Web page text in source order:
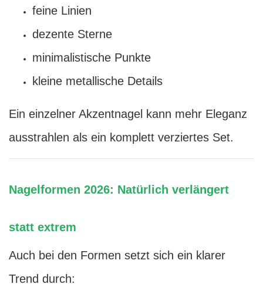
feine Linien
dezente Sterne
minimalistische Punkte
kleine metallische Details
Ein einzelner Akzentnagel kann mehr Eleganz
ausstrahlen als ein komplett verziertes Set.
Nagelformen 2026: Natürlich verlängert
statt extrem
Auch bei den Formen setzt sich ein klarer
Trend durch: